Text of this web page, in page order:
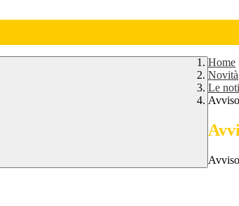
Home
Novità
Le